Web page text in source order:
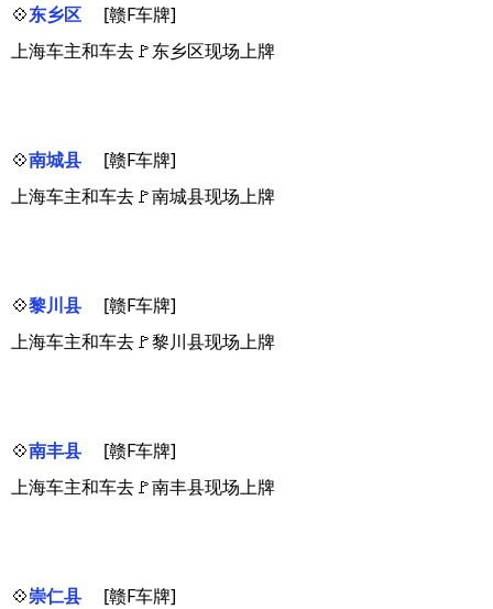
💠东乡区
[赣F车牌]
上海车主和车去🚩东乡区现场上牌
💠南城县
[赣F车牌]
上海车主和车去🚩南城县现场上牌
💠黎川县
[赣F车牌]
上海车主和车去🚩黎川县现场上牌
💠南丰县
[赣F车牌]
上海车主和车去🚩南丰县现场上牌
💠崇仁县
[赣F车牌]